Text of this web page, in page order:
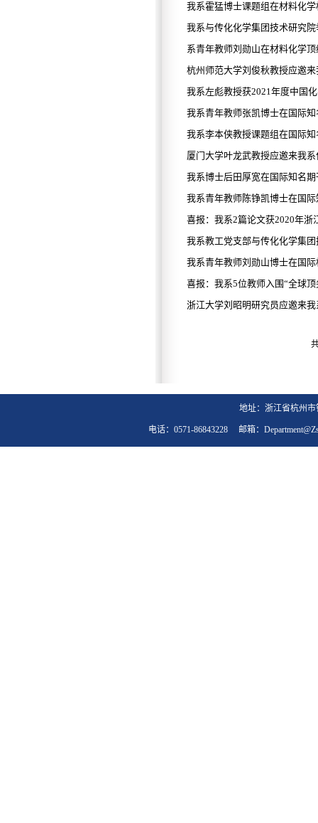
我系霍猛博士课题组在材料化学
我系与传化化学集团技术研究
系青年教师刘勋山在材料化学
杭州师范大学刘俊秋教授应邀
我系左彪教授获2021年度中国
我系青年教师张凯博士在国际知
我系李本侠教授课题组在国际
厦门大学叶龙武教授应邀来我
我系博士后田厚宽在国际知名期
我系青年教师陈铮凯博士在国
喜报：我系2篇论文获2020年浙
我系教工党支部与传化化学集
我系青年教师刘勋山博士在国
喜报：我系5位教师入围“全球
浙江大学刘昭明研究员应邀来
地址：浙江省杭州
电话：0571-86843228 邮箱：